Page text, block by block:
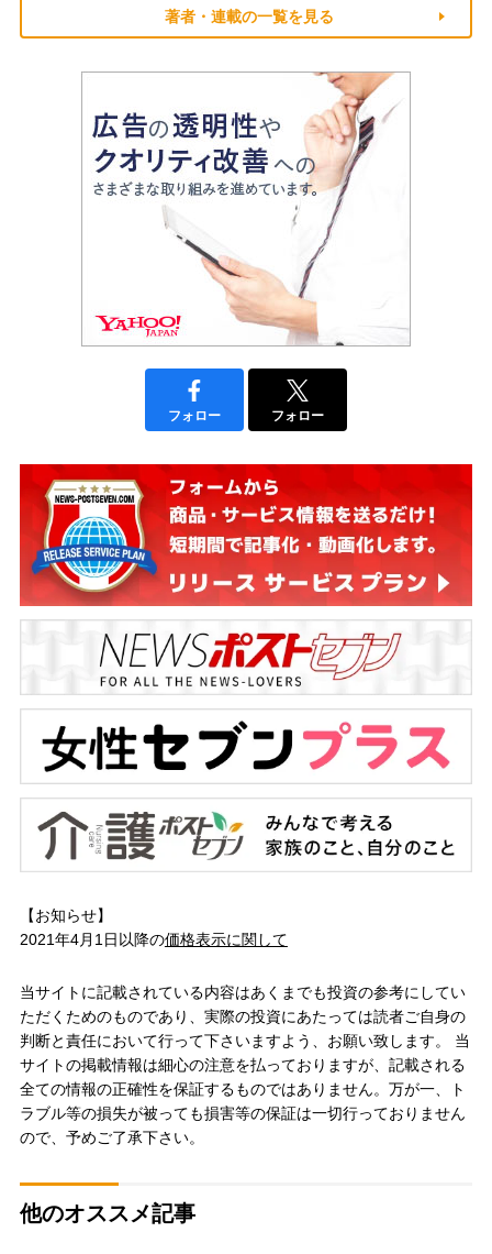
著者・連載の一覧を見る
フォロー フォロー
【お知らせ】
2021年4月1日以降の価格表示に関して
当サイトに記載されている内容はあくまでも投資の参考にしてい
ただくためのものであり、実際の投資にあたっては読者ご自身の
判断と責任において行って下さいますよう、お願い致します。 当
サイトの掲載情報は細心の注意を払っておりますが、記載される
全ての情報の正確性を保証するものではありません。万が一、ト
ラブル等の損失が被っても損害等の保証は一切行っておりません
ので、予めご了承下さい。
他のオススメ記事